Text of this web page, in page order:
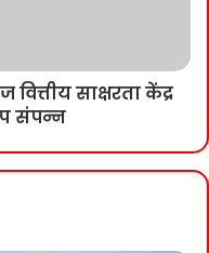
साक्षरता केंद्र
संपन्न